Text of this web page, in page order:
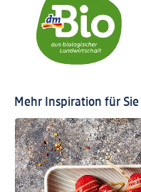
Mehr Inspiration für Sie